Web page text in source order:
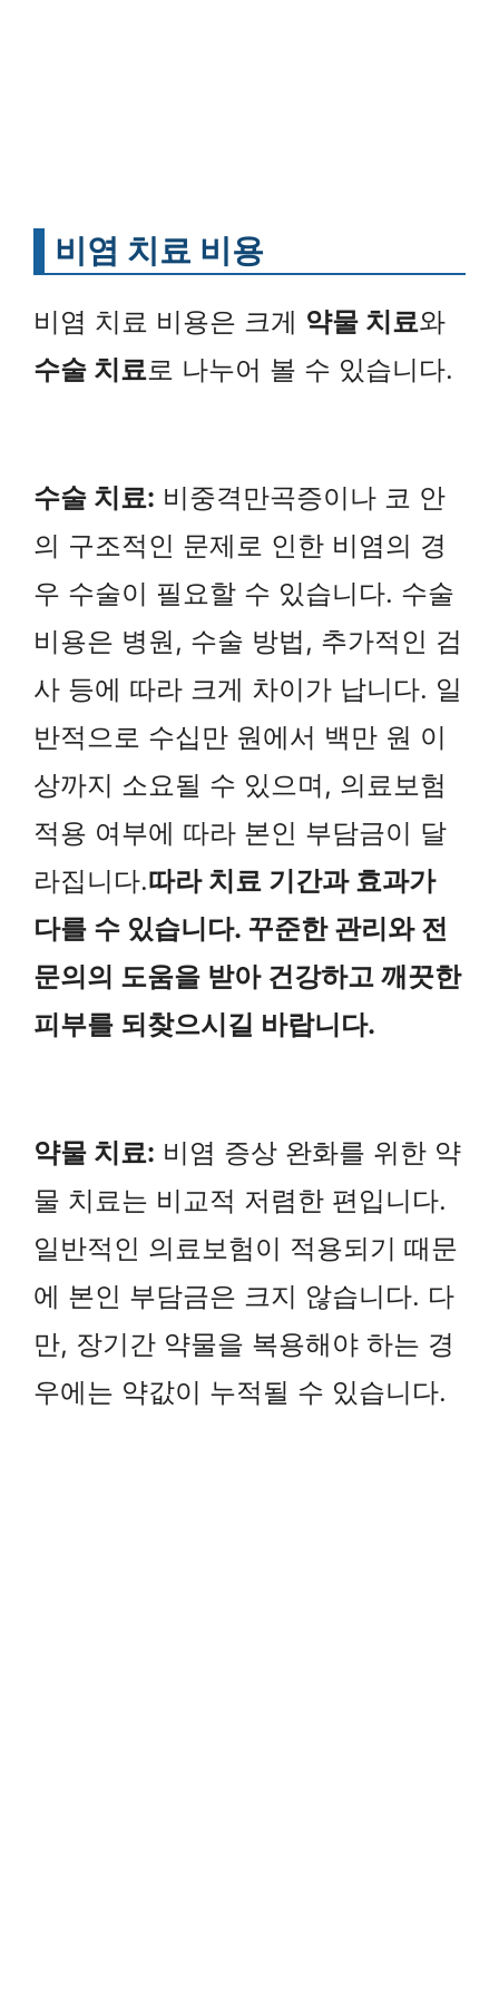
비염 치료 비용
비염 치료 비용은 크게 약물 치료와
수술 치료로 나누어 볼 수 있습니다.
수술 치료: 비중격만곡증이나 코 안
의 구조적인 문제로 인한 비염의 경
우 수술이 필요할 수 있습니다. 수술
비용은 병원, 수술 방법, 추가적인 검
사 등에 따라 크게 차이가 납니다. 일
반적으로 수십만 원에서 백만 원 이
상까지 소요될 수 있으며, 의료보험
적용 여부에 따라 본인 부담금이 달
라집니다.따라 치료 기간과 효과가
다를 수 있습니다. 꾸준한 관리와 전
문의의 도움을 받아 건강하고 깨끗한
피부를 되찾으시길 바랍니다.
약물 치료: 비염 증상 완화를 위한 약
물 치료는 비교적 저렴한 편입니다.
일반적인 의료보험이 적용되기 때문
에 본인 부담금은 크지 않습니다. 다
만, 장기간 약물을 복용해야 하는 경
우에는 약값이 누적될 수 있습니다.